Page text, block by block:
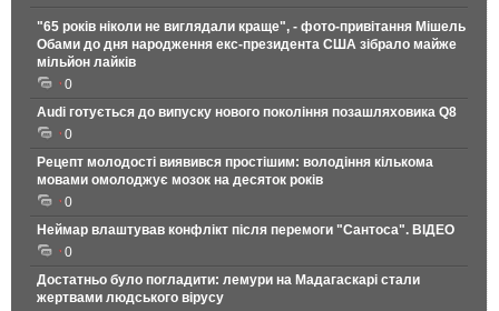
"65 років ніколи не виглядали краще", - фото-привітання Мішель
Обами до дня народження екс-президента США зібрало майже
мільйон лайків
0
Audi готується до випуску нового покоління позашляховика Q8
0
Рецепт молодості виявився простішим: володіння кількома
мовами омолоджує мозок на десяток років
0
Неймар влаштував конфлікт після перемоги "Сантоса". ВІДЕО
0
Достатньо було погладити: лемури на Мадагаскарі стали
жертвами людського вірусу